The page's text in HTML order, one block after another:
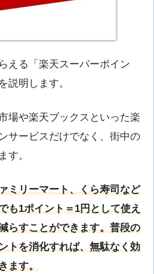
える「楽天スーパーポイン
説明します。
場や楽天ブックスといった楽
サービスだけでなく、街中の
す。
ミリーマート、くら寿司など
も1ポイント＝1円として使え
らすことができます。普段の
トを消化すれば、無駄なく効
ます。